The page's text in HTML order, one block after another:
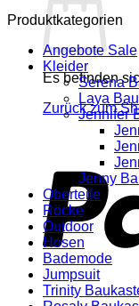
Es befinden
Zurück zum
Produktkategorien
Angebote Sale
Kleider
Serena
Laya
Jennifer
Jenny
Oberteile
Röcke
Outdoor
Hosen
Bademode
Jumpsuit
Trinity